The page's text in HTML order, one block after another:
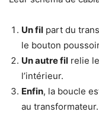
Un fil part du
le bouton
Un autre fil relie
l’intérieur.
Enfin, la boucle
au transformateur.